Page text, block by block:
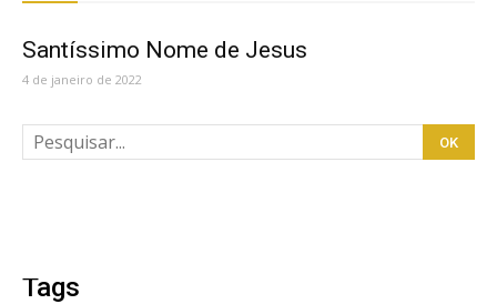
Santíssimo Nome de Jesus
4 de janeiro de 2022
Tags